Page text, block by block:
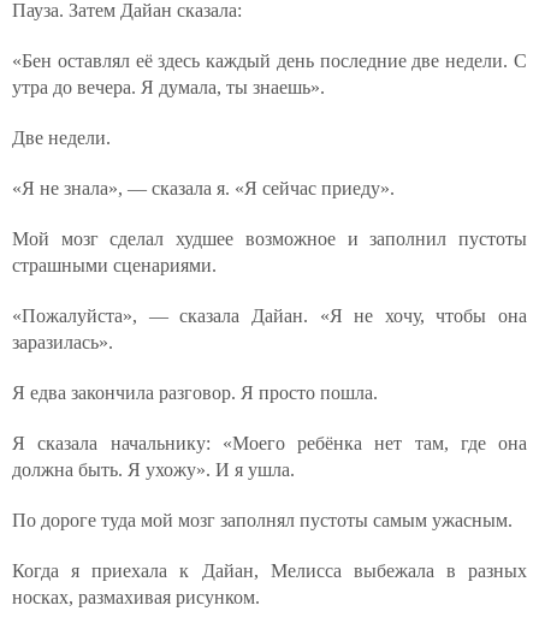
Пауза. Затем Дайан сказала:
«Бен оставлял её здесь каждый день последние две недели. С
утра до вечера. Я думала, ты знаешь».
Две недели.
«Я не знала», — сказала я. «Я сейчас приеду».
Мой мозг сделал худшее возможное и заполнил пустоты
страшными сценариями.
«Пожалуйста», — сказала Дайан. «Я не хочу, чтобы она
заразилась».
Я едва закончила разговор. Я просто пошла.
Я сказала начальнику: «Моего ребёнка нет там, где она
должна быть. Я ухожу». И я ушла.
По дороге туда мой мозг заполнял пустоты самым ужасным.
Когда я приехала к Дайан, Мелисса выбежала в разных
носках, размахивая рисунком.